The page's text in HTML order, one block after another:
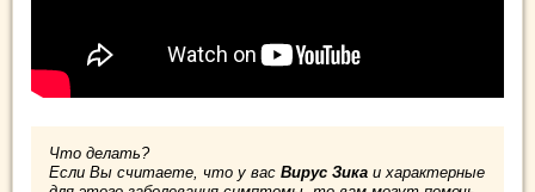
Что делать?
Если Вы считаете, что у вас Вирус Зика и характерные